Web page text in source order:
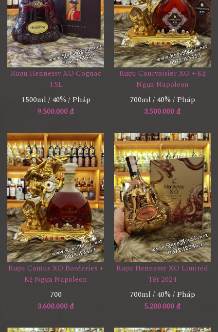
Rượu Hennessy XO Cognac
1.5L
1500ml / 40% / Pháp
9.500.000 đ
Rượu Courvoisier XO + Kệ
Ngựa Napoleon
700ml / 40% / Pháp
3.500.000 đ
Rượu Camus XO Borderies +
Kệ Ngựa Napoleon
700
3.600.000 đ
Rượu Hennessy XO Limited
Tết 2024
700ml / 40% / Pháp
5.200.000 đ